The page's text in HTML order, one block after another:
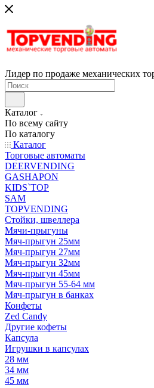
Лидер по продаже механических
Каталог
По всему сайту
По каталогу
Каталог
Торговые автоматы
DEERVENDING
GASHAPON
KIDS`TOP
SAM
TOPVENDING
Стойки, швеллера
Мячи-прыгуны
Мяч-прыгун 25мм
Мяч-прыгун 27мм
Мяч-прыгун 32мм
Мяч-прыгун 45мм
Мяч-прыгун 55-64 мм
Мяч-прыгун в банках
Конфеты
Zed Candy
Другие кофеты
Капсула
Игрушки в капсулах
28 мм
34 мм
45 мм